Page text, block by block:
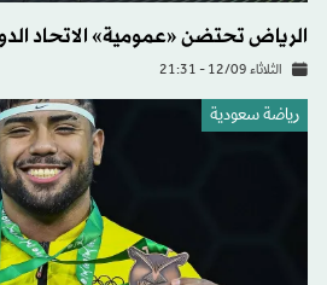
الرياض تحتضن «عمومية» الاتحاد
الثلاثاء 12/09 - 21:31
رياضة سعودية